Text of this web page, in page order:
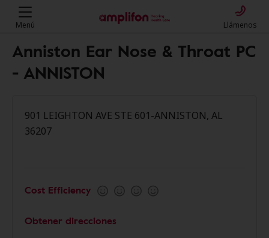
Menú Llámenos
Anniston Ear Nose & Throat PC
- ANNISTON
901 LEIGHTON AVE STE 601-ANNISTON, AL
36207
Cost Efficiency
Obtener direcciones